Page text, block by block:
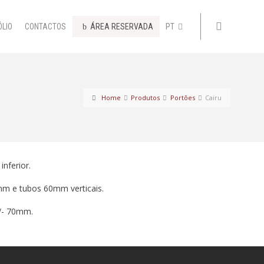
CONTACTOS ÁREA RESERVADA PT
Home Produtos Portões Cairu
e tubos 60mm verticais.
70mm.